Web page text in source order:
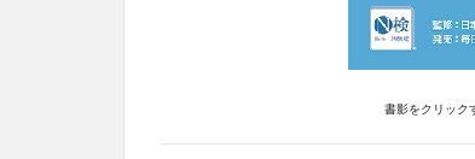
書影をクリック